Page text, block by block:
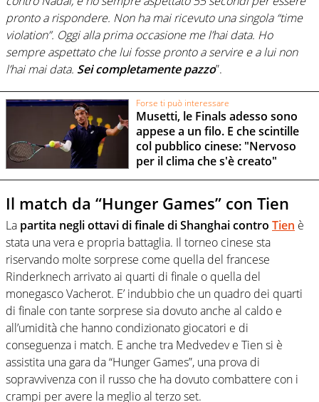
pronto a rispondere. Non ha mai ricevuto una singola “time
violation”. Oggi alla prima occasione me l’hai data. Ho
sempre aspettato che lui fosse pronto a servire e a lui non
l’hai mai data. Sei completamente pazzo”.
Forse ti può interessare
Musetti, le Finals adesso sono
appese a un filo. E che scintille
col pubblico cinese: "Nervoso
per il clima che s'è creato"
Il match da “Hunger Games” con Tien
La partita negli ottavi di finale di Shanghai contro Tien è
stata una vera e propria battaglia. Il torneo cinese sta
riservando molte sorprese come quella del francese
Rinderknech arrivato ai quarti di finale o quella del
monegasco Vacherot. E’ indubbio che un quadro dei quarti
di finale con tante sorprese sia dovuto anche al caldo e
all’umidità che hanno condizionato giocatori e di
conseguenza i match. E anche tra Medvedev e Tien si è
assistita una gara da “Hunger Games”, una prova di
sopravvivenza con il russo che ha dovuto combattere con i
crampi per avere la meglio al terzo set.